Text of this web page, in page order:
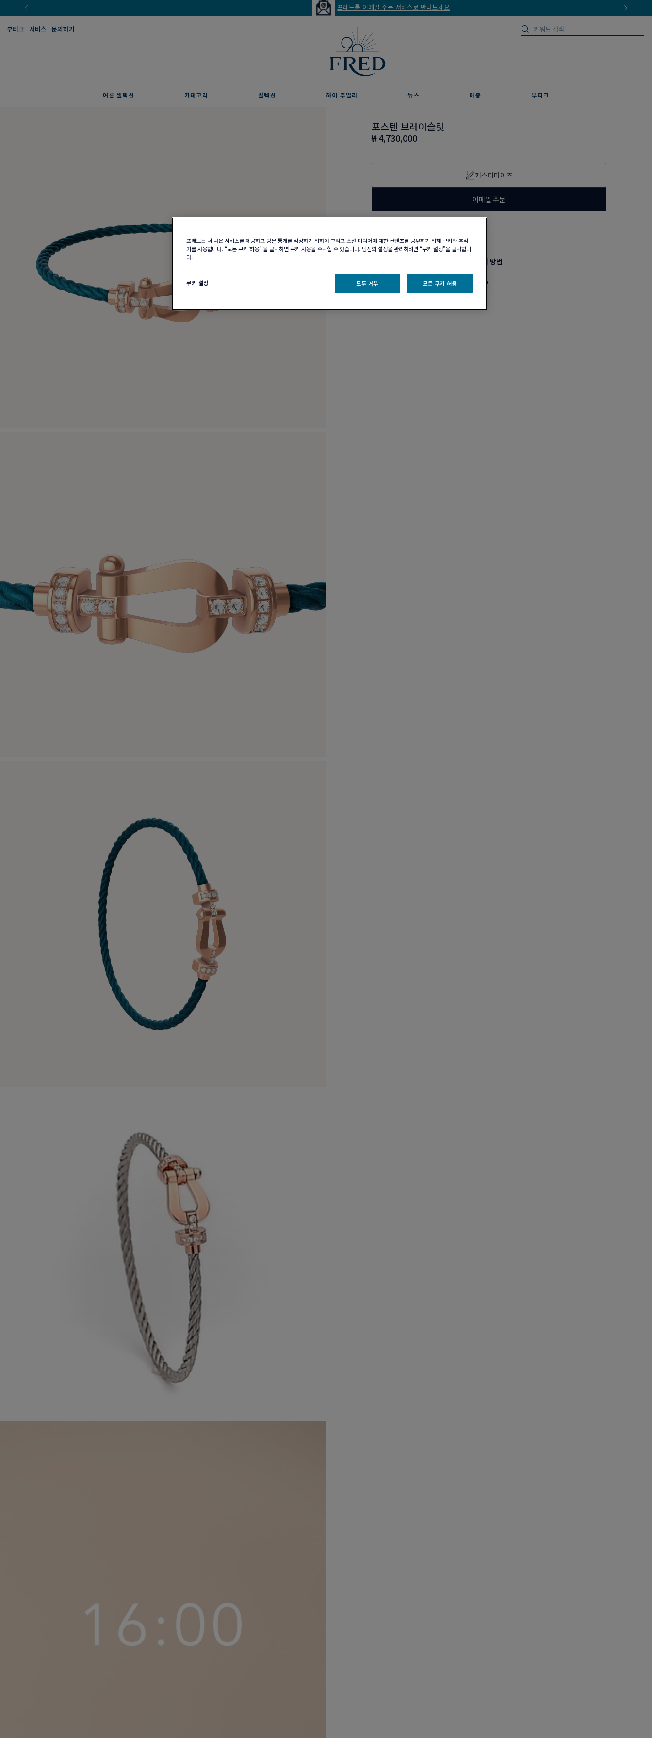
프레드를 이메일 주문 서비스로 만나보세요
부티크 서비스 문의하기
여름 셀렉션 카테고리 컬렉션 하이 주얼리 뉴스 메종 부티크
포스텐 브레이슬릿
₩ 4,730,000
커스터마이즈
이메일 주문
제품 관리 방법
18K 핑크 골드 및 다이아몬드 미디엄 모델
프레드는 더 나은 서비스를 제공하고 방문 통계를 작성하기 위하여 그리고 소셜 미디어에 대한 컨텐츠를 공유하기 위해 쿠키와 추적
기를 사용합니다. “모든 쿠키 허용” 을 클릭하면 쿠키 사용을 수락할 수 있습니다. 당신의 설정을 관리하려면 “쿠키 설정”을 클릭합니
다.
쿠키 설정 모두 거부 모든 쿠키 허용